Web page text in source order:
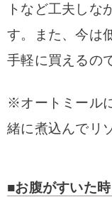
トなど工夫しな
す。
また、今は
手軽に買えるの
※オートミール
緒に煮込んでリ
■お腹がすいた時